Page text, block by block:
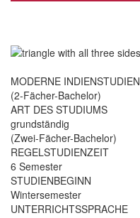
MODERNE INDIENSTUDIEN
(2-Fächer-Bachelor)
ART DES STUDIUMS
grundständig
(Zwei-Fächer-Bachelor)
REGELSTUDIENZEIT
6 Semester
STUDIENBEGINN
Wintersemester
UNTERRICHTSSPRACHE